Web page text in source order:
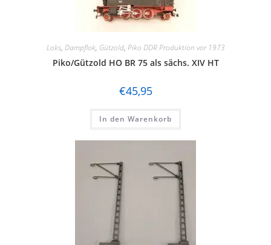
Loks, Dampflok, Gützold, Piko DDR Produktion vor 1973
Piko/Gützold HO BR 75 als sächs. XIV HT
€45,95
In den Warenkorb